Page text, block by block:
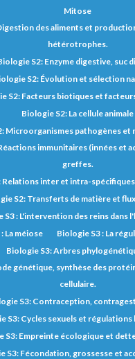
Mitose
des aliments et
hétérotrophes.
S2: Enzyme digestive, suc
S2: Évolution et sélection
S2: Facteurs biotiques et
Biologie S2: La cellule animale
Microorganismes pathogènes et
immunitaires (innées et
greffes.
Relations inter et intra-
S2: Transferts de matière et
S3 : L'intervention des reins dans
La méiose
Biologie S3 : La
Biologie S3: Arbres
génétique, synthèse des
cellulaire.
S3: Contraception,
S3: Cycles sexuels et
S3: Empreinte écologique et
S3: Fécondation, grossesse et